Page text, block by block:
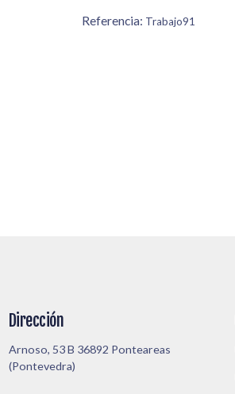
Referencia: Trabajo91
Dirección
Arnoso, 53 B 36892 Ponteareas
(Pontevedra)